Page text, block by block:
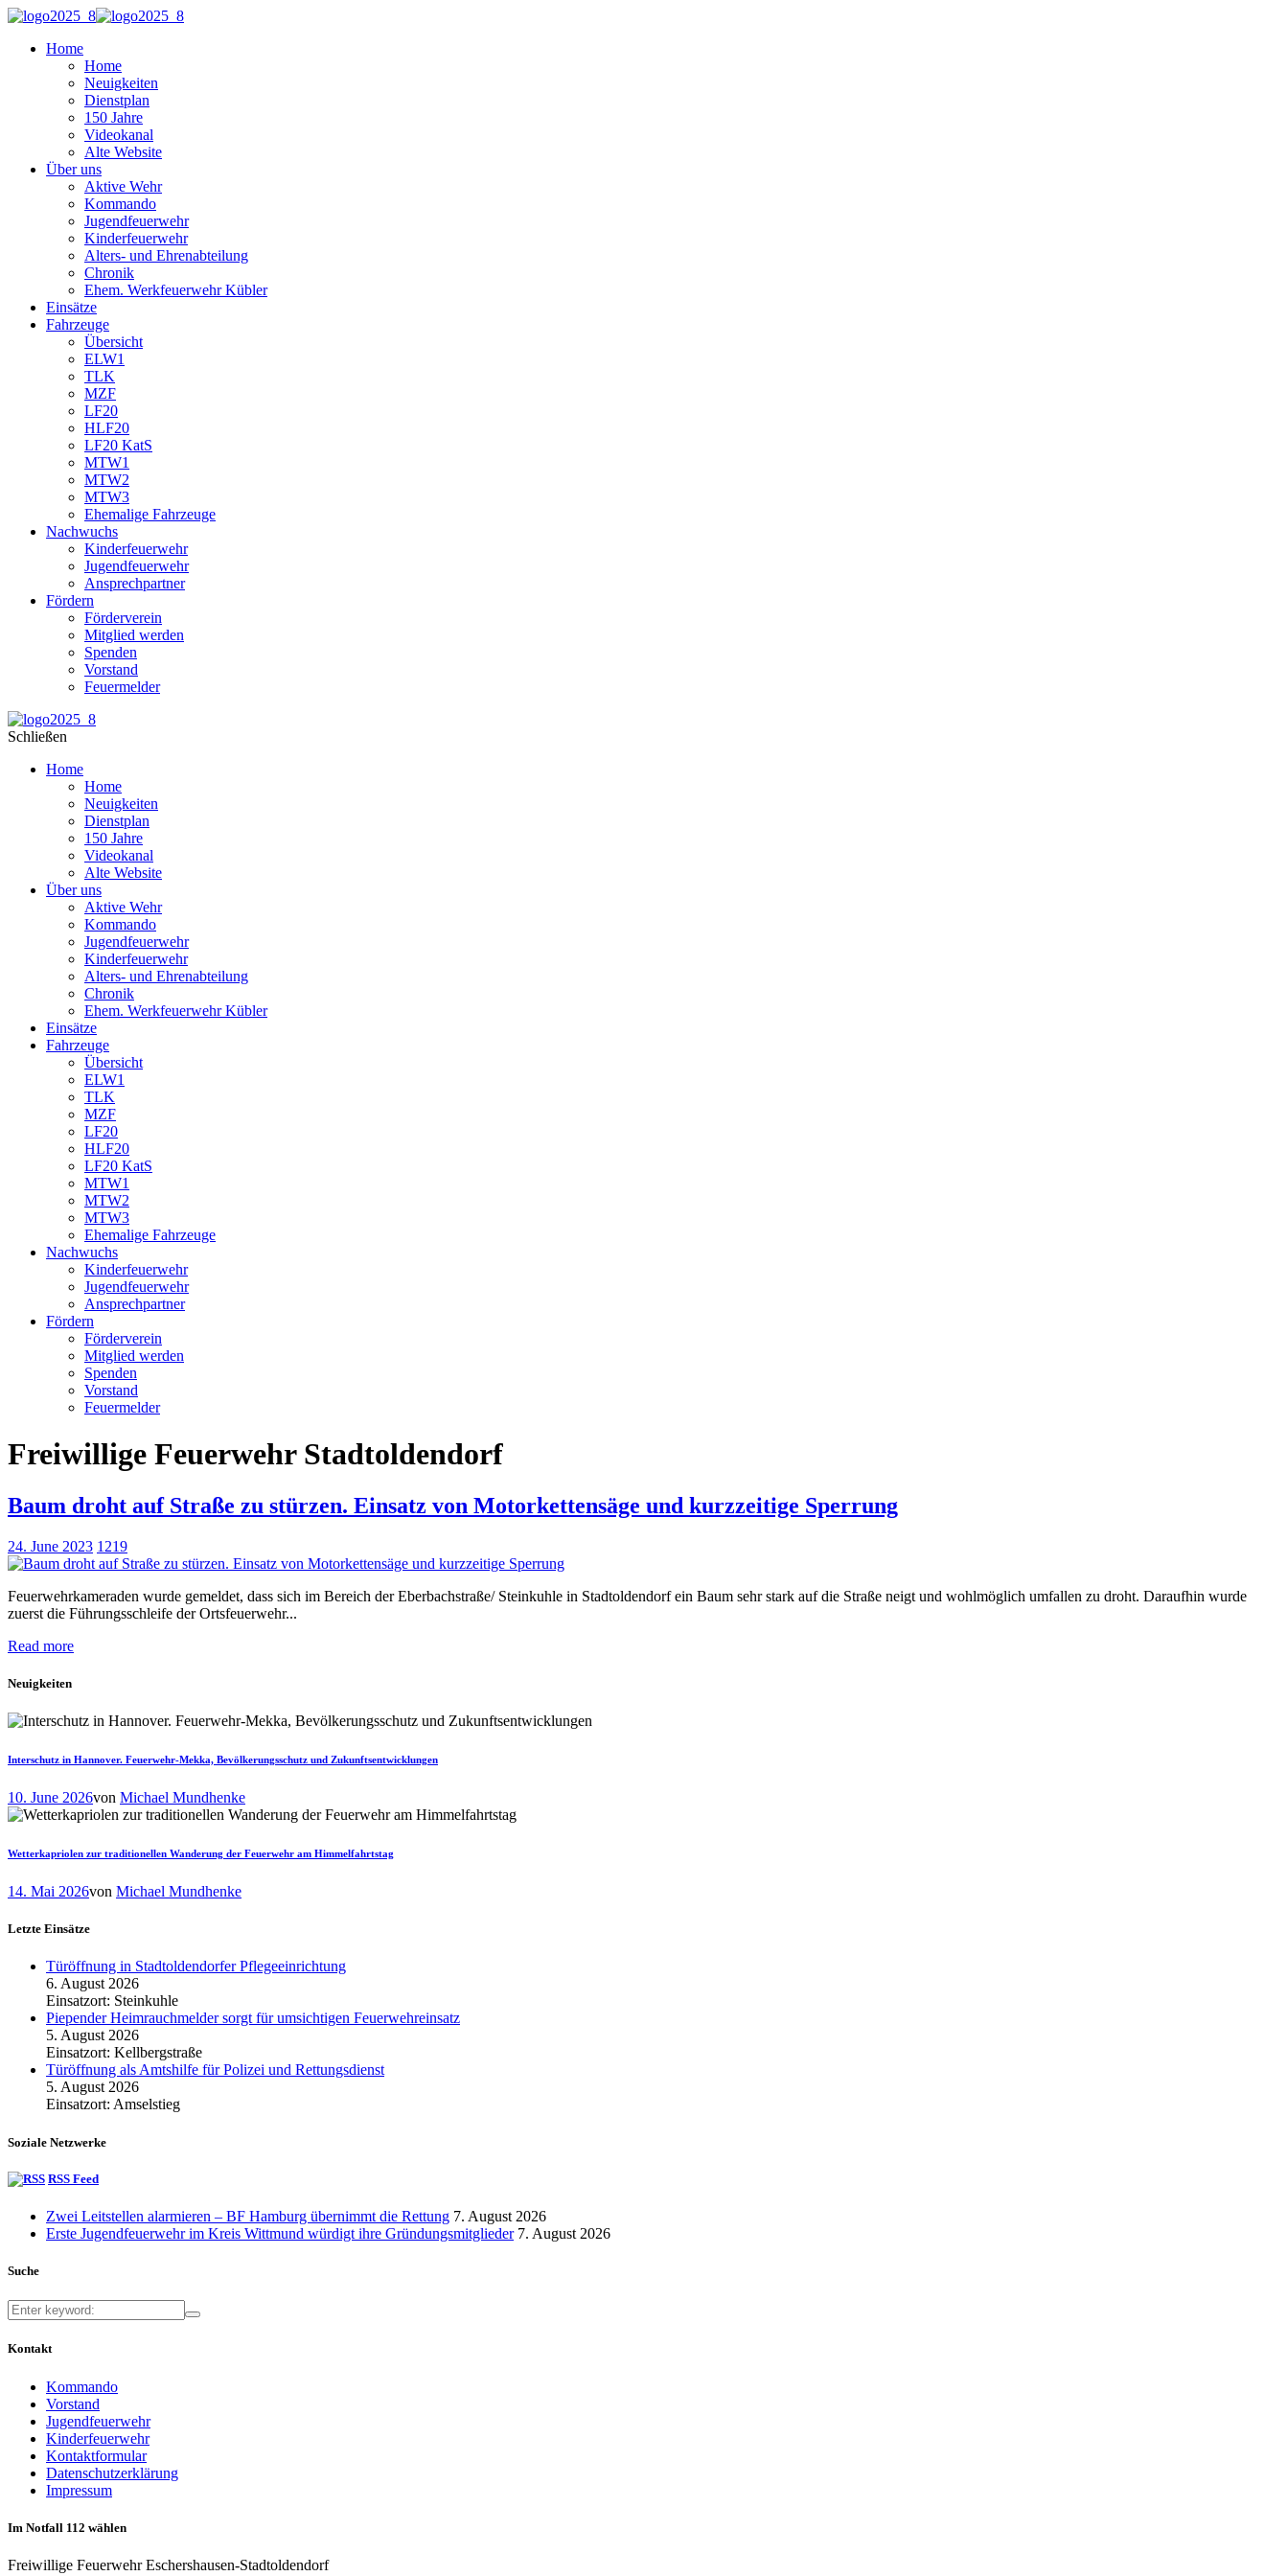
Home
Home
Neuigkeiten
Dienstplan
150 Jahre
Videokanal
Alte Website
Über uns
Aktive Wehr
Kommando
Jugendfeuerwehr
Kinderfeuerwehr
Alters- und Ehrenabteilung
Chronik
Ehem. Werkfeuerwehr Kübler
Einsätze
Fahrzeuge
Übersicht
ELW1
TLK
MZF
LF20
HLF20
LF20 KatS
MTW1
MTW2
MTW3
Ehemalige Fahrzeuge
Nachwuchs
Kinderfeuerwehr
Jugendfeuerwehr
Ansprechpartner
Fördern
Förderverein
Mitglied werden
Spenden
Vorstand
Feuermelder
Schließen
Home
Home
Neuigkeiten
Dienstplan
150 Jahre
Videokanal
Alte Website
Über uns
Aktive Wehr
Kommando
Jugendfeuerwehr
Kinderfeuerwehr
Alters- und Ehrenabteilung
Chronik
Ehem. Werkfeuerwehr Kübler
Einsätze
Fahrzeuge
Übersicht
ELW1
TLK
MZF
LF20
HLF20
LF20 KatS
MTW1
MTW2
MTW3
Ehemalige Fahrzeuge
Nachwuchs
Kinderfeuerwehr
Jugendfeuerwehr
Ansprechpartner
Fördern
Förderverein
Mitglied werden
Spenden
Vorstand
Feuermelder
Freiwillige Feuerwehr Stadtoldendorf
Baum droht auf Straße zu stürzen. Einsatz von Motorkettensäge und kurzzeitige Sperrung
24. June 2023 1219
Feuerwehrkameraden wurde gemeldet, dass sich im Bereich der Eberbachstraße/ Steinkuhle in Stadtoldendorf ein Baum sehr stark auf die Straße neigt und wohlmöglich umfallen zu droht. Daraufhin wurde
zuerst die Führungsschleife der Ortsfeuerwehr...
Read more
Neuigkeiten
Interschutz in Hannover. Feuerwehr-Mekka, Bevölkerungsschutz und Zukunftsentwicklungen
10. June 2026von Michael Mundhenke
Wetterkapriolen zur traditionellen Wanderung der Feuerwehr am Himmelfahrtstag
14. Mai 2026von Michael Mundhenke
Letzte Einsätze
Türöffnung in Stadtoldendorfer Pflegeeinrichtung
6. August 2026
Einsatzort: Steinkuhle
Piepender Heimrauchmelder sorgt für umsichtigen Feuerwehreinsatz
5. August 2026
Einsatzort: Kellbergstraße
Türöffnung als Amtshilfe für Polizei und Rettungsdienst
5. August 2026
Einsatzort: Amselstieg
Soziale Netzwerke
RSS Feed
Zwei Leitstellen alarmieren – BF Hamburg übernimmt die Rettung 7. August 2026
Erste Jugendfeuerwehr im Kreis Wittmund würdigt ihre Gründungsmitglieder 7. August 2026
Suche
Kontakt
Kommando
Vorstand
Jugendfeuerwehr
Kinderfeuerwehr
Kontaktformular
Datenschutzerklärung
Impressum
Im Notfall 112 wählen
Freiwillige Feuerwehr Eschershausen-Stadtoldendorf